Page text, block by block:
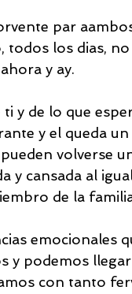
par
todos los dias,
y ay.
y de lo que
y el queda
volverse
y cansada al
de la
emocionales
y podemos
con tanto